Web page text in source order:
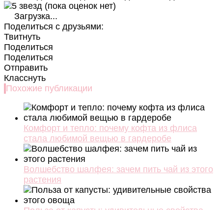
(пока оценок нет)
Загрузка...
Поделиться с друзьями:
Твитнуть
Поделиться
Поделиться
Отправить
Класснуть
Похожие публикации
Комфорт и тепло: почему кофта из флиса
стала любимой вещью в гардеробе
Волшебство шалфея: зачем пить чай из этого
растения